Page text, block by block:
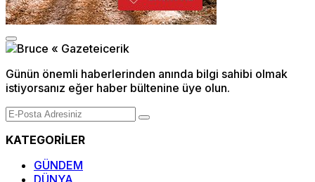
Günün önemli haberlerinden anında bilgi sahibi olmak
istiyorsanız eğer haber bültenine üye olun.
KATEGORİLER
GÜNDEM